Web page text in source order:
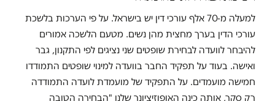
למעלה מ-70 אלף עורכי דין יש בישראל. על פי הערכות בלשכת
עורכי הדין בערך מחצית מהן נשים. מטעם הלשכה אמורים
להיבחר לוועדה לבחירת שופטים שני נציגים לפי התקנון, גבר
ואישה. בעוד על תפקיד החבר בוועדה למינוי שופטים התמודדו
חמישה מועמדים. על התפקיד של מועמדת לועדה התמודדה
רק סקר, אותה כינה האופוזיציונר שלנו "הבחירה הטובה